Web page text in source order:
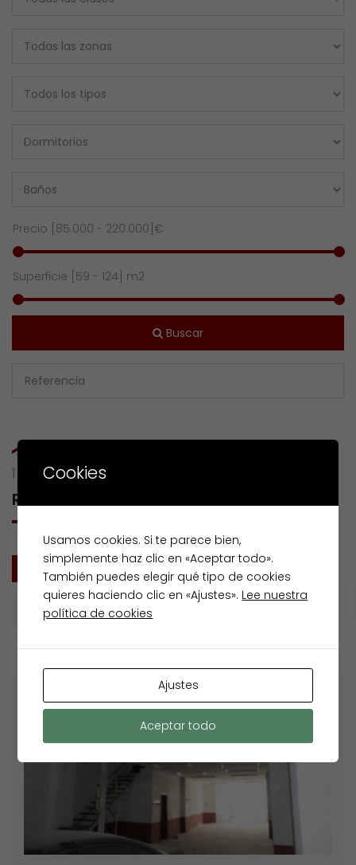
Precio [ 85.000 - 220.000 ]€
Superficie [ 59 - 124 ] m2
Buscar
1 RESULTS OF
RU MAR CANTABRICO
VENTA
Por defecto
Venta
Cookies
Usamos cookies. Si te parece bien,
simplemente haz clic en «Aceptar todo».
También puedes elegir qué tipo de cookies
quieres haciendo clic en «Ajustes». Lee nuestra
política de cookies
Ajustes
Aceptar todo